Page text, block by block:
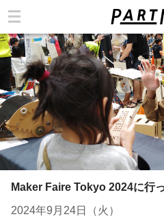
Maker Faire Tokyo 2024に行
2024年9月24日（火）
カテゴリ